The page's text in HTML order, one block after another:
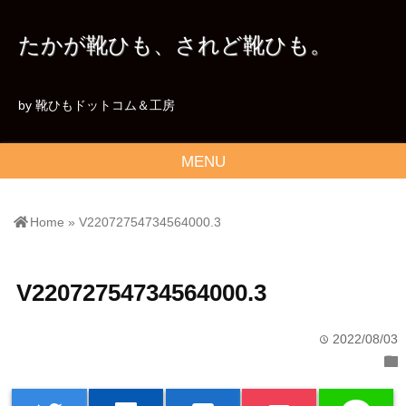
たかが靴ひも、されど靴ひも。
by 靴ひもドットコム＆工房
MENU
Home »V22072754734564000.3
V22072754734564000.3
time 2022/08/03
folder